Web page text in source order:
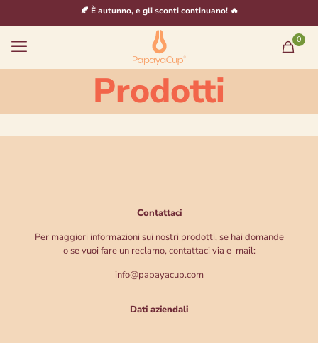
🍂 È autunno, e gli sconti continuano! 🔥
0
Prodotti
Contattaci
Per maggiori informazioni sui nostri prodotti, se hai domande
o se vuoi fare un reclamo, contattaci via e-mail:
info@papayacup.com
Dati aziendali